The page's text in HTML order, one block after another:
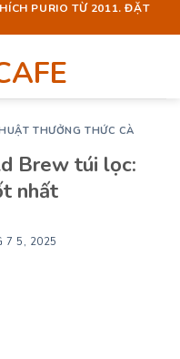
PURIO TỪ 2011. ĐẶT
THƯỞNG THỨC CÀ
Brew túi lọc:
nhất
7 5, 2025